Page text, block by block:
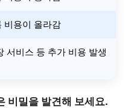
비용이 올라감
서비스 등 추가 비용 발생
비밀을 발견해 보세요.